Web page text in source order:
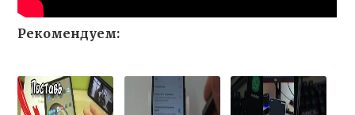
Рекомендуем: